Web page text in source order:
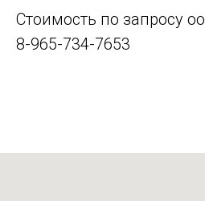
Стоимость по запросу
8-965-734-7653